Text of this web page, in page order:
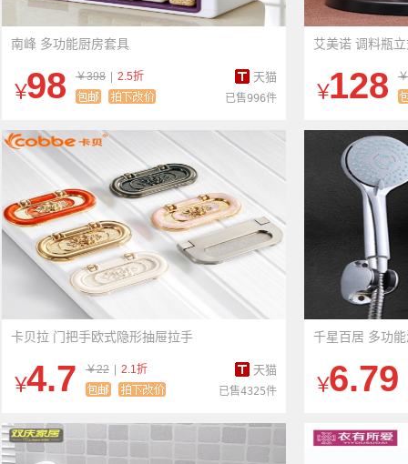
南峰 多功能厨房套具
￥98 天猫
￥398
2.5折
已售996件
艾美诺 调料瓶
￥128
卡贝拉 门把手欧式隐形抽屉拉手
￥4.7 天猫
￥22
2.1折
已售4325件
千星百居 多功
￥6.79